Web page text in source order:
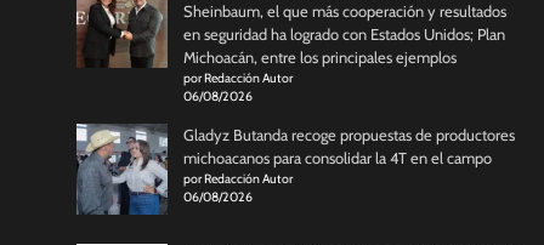
Sheinbaum, el que más cooperación y resultados
en seguridad ha logrado con Estados Unidos; Plan
Michoacán, entre los principales ejemplos
por Redacción Autor
06/08/2026
Gladyz Butanda recoge propuestas de productores
michoacanos para consolidar la 4T en el campo
por Redacción Autor
06/08/2026